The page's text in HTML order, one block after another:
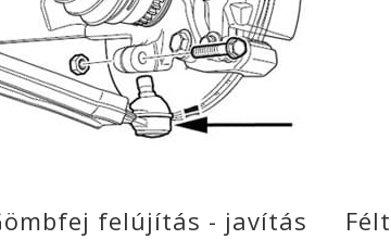
felújítás - javítás